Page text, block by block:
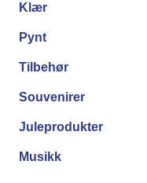
Klær
Pynt
Tilbehør
Souvenirer
Juleprodukter
Musikk